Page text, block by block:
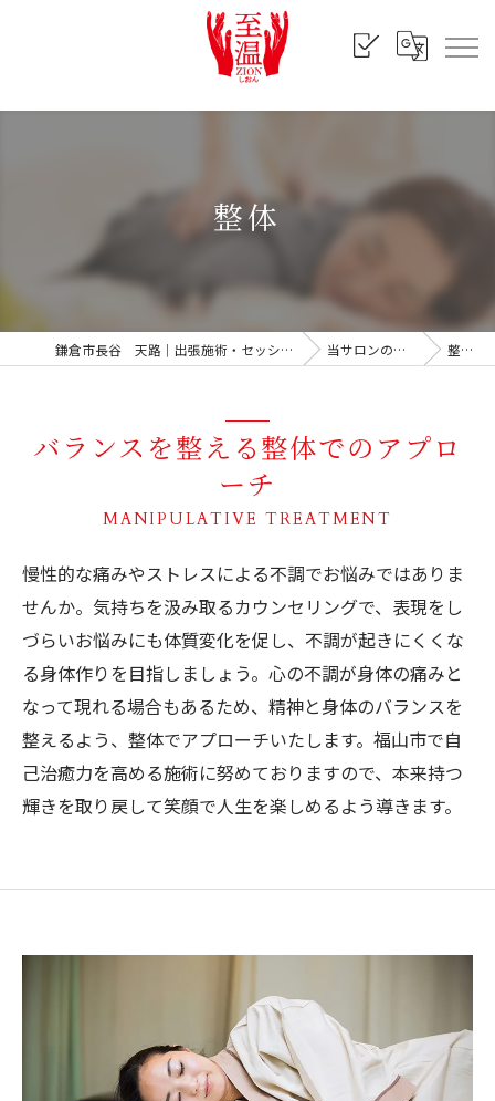
整体
鎌倉市長谷 天路｜出張施術・セッション 当サロンの特徴 整体
バランスを整える整体でのアプロ
ーチ
MANIPULATIVE TREATMENT
慢性的な痛みやストレスによる不調でお悩みではありま
せんか。気持ちを汲み取るカウンセリングで、表現をし
づらいお悩みにも体質変化を促し、不調が起きにくくな
る身体作りを目指しましょう。心の不調が身体の痛みと
なって現れる場合もあるため、精神と身体のバランスを
整えるよう、整体でアプローチいたします。福山市で自
己治癒力を高める施術に努めておりますので、本来持つ
輝きを取り戻して笑顔で人生を楽しめるよう導きます。